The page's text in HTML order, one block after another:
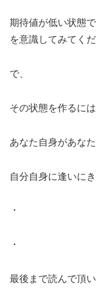
期待値が低い状態
を意識してみてく
で、
その状態を作るに
あなた自身があな
自分自身に逢いに
・
・
最後まで読んで頂